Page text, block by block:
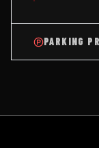
PARKING